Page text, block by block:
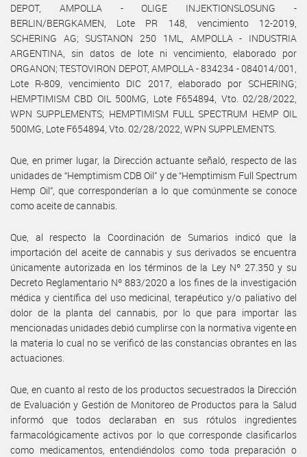
DEPOT, AMPOLLA - OLIGE INJEKTIONSLOSUNG -
BERLIN/BERGKAMEN, Lote PR 148, vencimiento 12-2019,
SCHERING AG; SUSTANON 250 1ML, AMPOLLA - INDUSTRIA
ARGENTINA, sin datos de lote ni vencimiento, elaborado por
ORGANON; TESTOVIRON DEPOT, AMPOLLA - 834234 - 084014/001,
Lote R-809, vencimiento DIC 2017, elaborado por SCHERING;
HEMPTIMISM CBD OIL 500MG, Lote F654894, Vto. 02/28/2022,
WPN SUPPLEMENTS; HEMPTIMISM FULL SPECTRUM HEMP OIL
500MG, Lote F654894, Vto. 02/28/2022, WPN SUPPLEMENTS.
Que, en primer lugar, la Dirección actuante señaló, respecto de las
unidades de “Hemptimism CDB Oil” y de “Hemptimism Full Spectrum
Hemp Oil”, que corresponderían a lo que comúnmente se conoce
como aceite de cannabis.
Que, al respecto la Coordinación de Sumarios indicó que la
importación del aceite de cannabis y sus derivados se encuentra
únicamente autorizada en los términos de la Ley Nº 27.350 y su
Decreto Reglamentario Nº 883/2020 a los fines de la investigación
médica y científica del uso medicinal, terapéutico y/o paliativo del
dolor de la planta del cannabis, por lo que para importar las
mencionadas unidades debió cumplirse con la normativa vigente en
la materia lo cual no se verificó de las constancias obrantes en las
actuaciones.
Que, en cuanto al resto de los productos secuestrados la Dirección
de Evaluación y Gestión de Monitoreo de Productos para la Salud
informó que todos declaraban en sus rótulos ingredientes
farmacológicamente activos por lo que corresponde clasificarlos
como medicamentos, entendiéndolos como toda preparación o